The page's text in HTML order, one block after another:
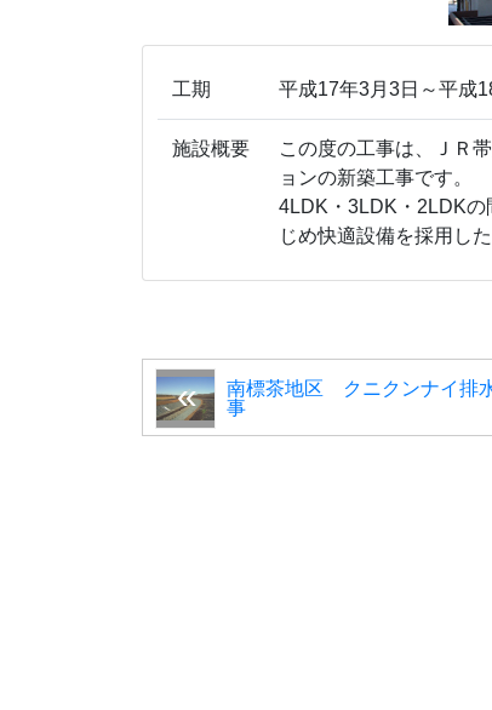
工期 平成17年3月3日～平成
施設概要
この度の工事は、ＪＲ
ョンの新築工事です。
4LDK・3LDK・2LDKの
じめ快適設備を採用し
南標茶地区 クニクンナイ排
事